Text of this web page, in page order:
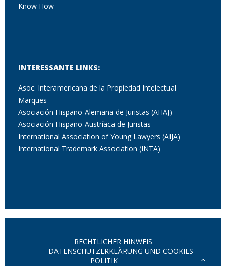
Know How
INTERESSANTE LINKS:
Asoc. Interamericana de la Propiedad Intelectual
Marques
Asociación Hispano-Alemana de Juristas (AHAJ)
Asociación Hispano-Austríaca de Juristas
International Association of Young Lawyers (AIJA)
International Trademark Association (INTA)
RECHTLICHER HINWEIS
DATENSCHUTZERKLÄRUNG UND COOKIES-
POLITIK